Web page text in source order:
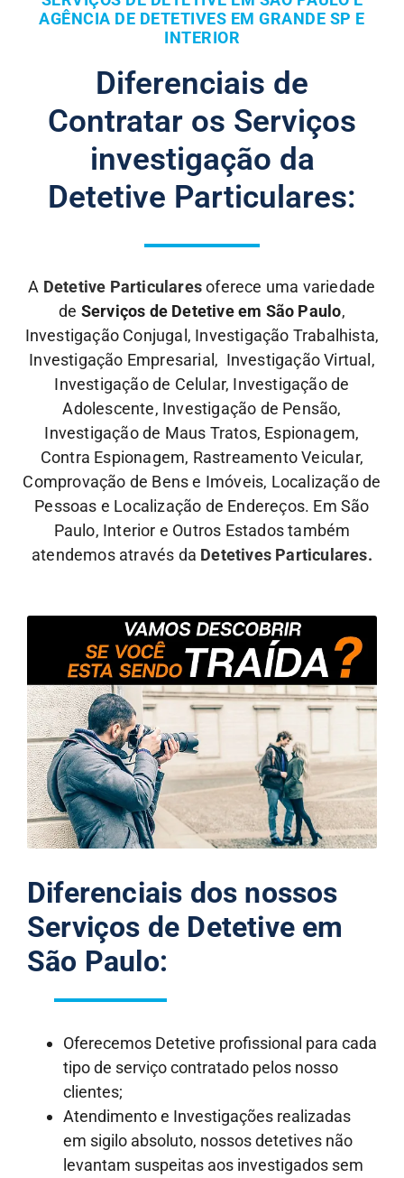
AGÊNCIA DE DETETIVES EM GRANDE SP E
INTERIOR
Diferenciais de
Contratar os Serviços
investigação da
Detetive Particulares:
A Detetive Particularesoferece uma variedade
de Serviços de Detetive em São Paulo,
Investigação Conjugal, Investigação Trabalhista,
Investigação Empresarial, Investigação Virtual,
Investigação de Celular, Investigação de
Adolescente, Investigação de Pensão,
Investigação de Maus Tratos, Espionagem,
Contra Espionagem, Rastreamento Veicular,
Comprovação de Bens e Imóveis, Localização de
Pessoas e Localização de Endereços. Em São
Paulo, Interior e Outros Estados também
atendemos através da Detetives Particulares.
Diferenciais dos nossos
Serviços de Detetive em
São Paulo:
Oferecemos Detetive profissional para cada
tipo de serviço contratado pelos nosso
clientes;
Atendimento e Investigações realizadas
em sigilo absoluto, nossos detetives não
levantam suspeitas aos investigados sem